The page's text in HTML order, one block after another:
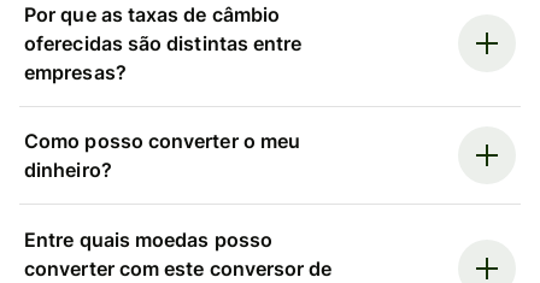
Por que as taxas de câmbio
oferecidas são distintas entre
empresas?
Como posso converter o meu
dinheiro?
Entre quais moedas posso
converter com este conversor de